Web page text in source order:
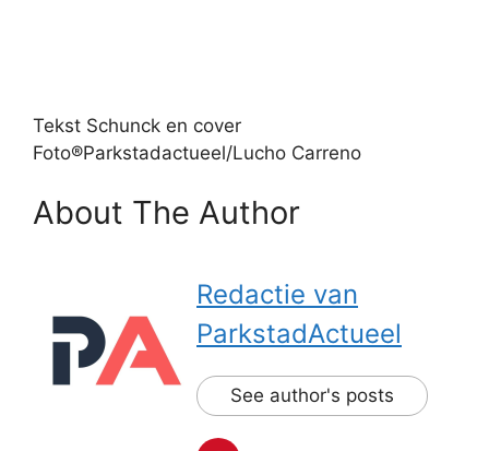
Tekst Schunck en cover
Foto®Parkstadactueel/Lucho Carreno
About The Author
Redactie van
ParkstadActueel
See author's posts